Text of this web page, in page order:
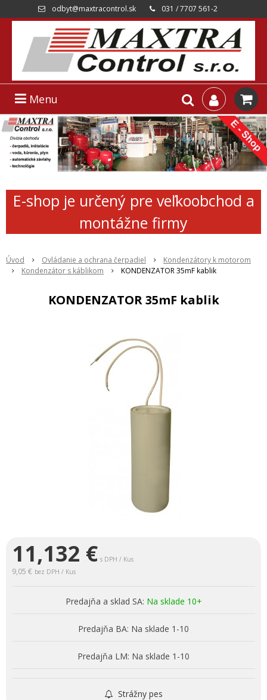
odbyt@maxtracontrol.sk 031 / 7707 561-2
Menu
E-shop je určený pre veľkoobchod a
montážne firmy
Úvod Ovládanie a ochrana čerpadiel
Kondenzátory k motorom
Kondenzátor s káblikom
KONDENZATOR 35mF kablik
KONDENZATOR 35mF kablik
11,132 € s DPH / Kus
9,05 € bez DPH / Kus
Predajňa a sklad SA: Na sklade 10+
Predajňa BA: Na sklade 1-10
Predajňa LM: Na sklade 1-10
Strážny pes